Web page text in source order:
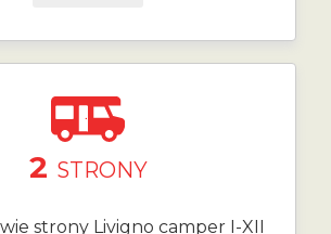
2 STRONY
strony Livigno camper I-XII